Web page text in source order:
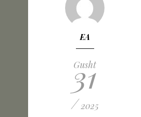
EA
Gusht
31
/ 2025